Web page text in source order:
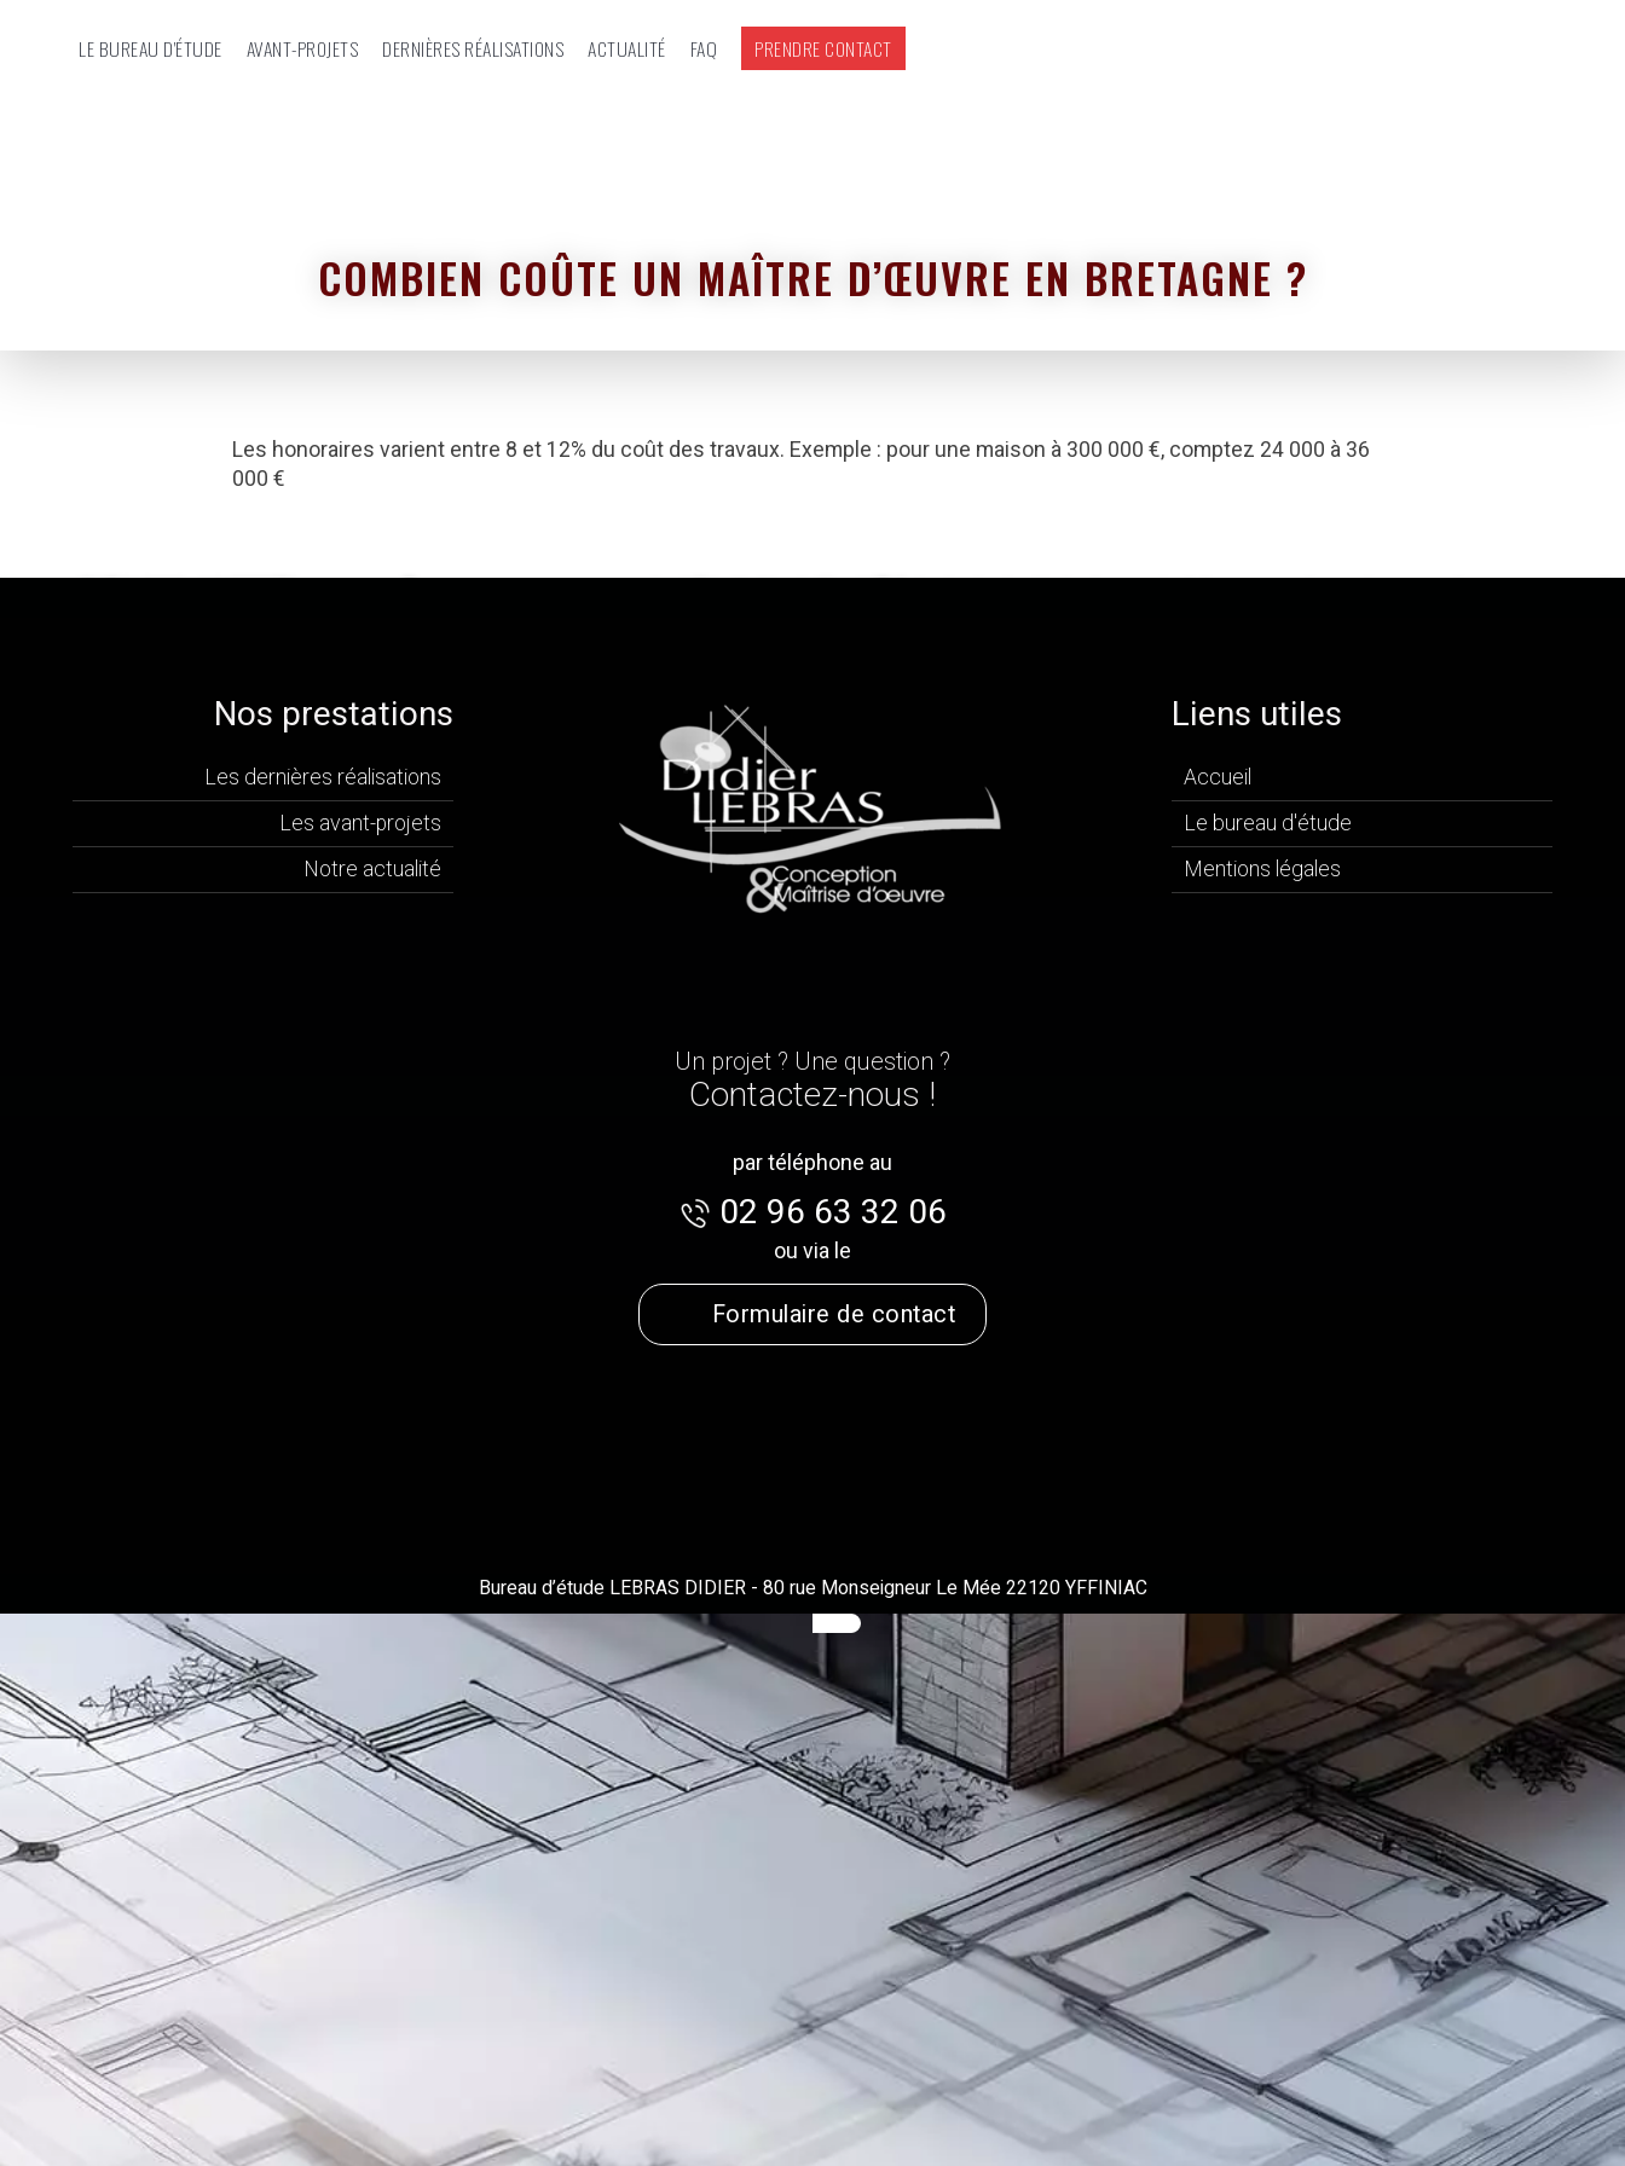
LE BUREAU D'ÉTUDE AVANT-PROJETS DERNIÈRES RÉALISATIONS ACTUALITÉ FAQ PRENDRE CONTACT
COMBIEN COÛTE UN MAÎTRE D’ŒUVRE EN BRETAGNE ?
Les honoraires varient entre 8 et 12% du coût des travaux. Exemple : pour une maison à 300 000 €, comptez 24 000 à 36
000 €
Nos prestations
Les dernières réalisations
Les avant-projets
Notre actualité
Un projet ? Une question ?
Contactez-nous !
par téléphone au
02 96 63 32 06
ou via le
Formulaire de contact
Liens utiles
Accueil
Le bureau d'étude
Mentions légales
Bureau d’étude LEBRAS DIDIER - 80 rue Monseigneur Le Mée 22120 YFFINIAC